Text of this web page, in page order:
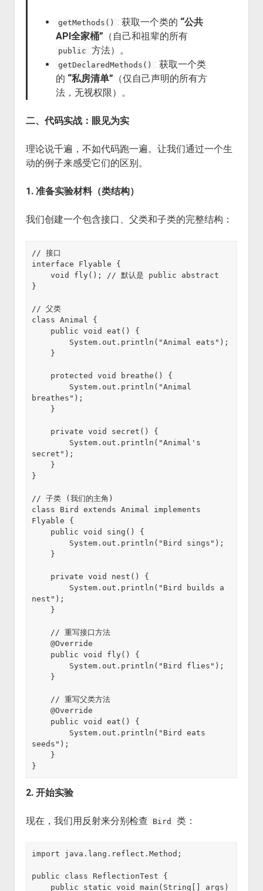
getMethods() : 获取一个类的 “公共
API全家桶” （自己和祖辈的所有
public 方法）。
getDeclaredMethods() : 获取一个类
的 “私房清单” （仅自己声明的所有方
法，无视权限）。
二、代码实战：眼见为实
理论说千遍，不如代码跑一遍。让我们通过一个生
动的例子来感受它们的区别。
1. 准备实验材料（类结构）
我们创建一个包含接口、父类和子类的完整结构：
// 接口
interface Flyable {
    void fly(); // 默认是 public abstract
}
// 父类
class Animal {
breathes");
secret");
}
// 子类 (我们的主角)
class Bird extends Animal implements
Flyable {
nest");
    @Override
    @Override
seeds");
2. 开始实验
现在，我们用反射来分别检查 Bird 类：
import java.lang.reflect.Method;
public class ReflectionTest {